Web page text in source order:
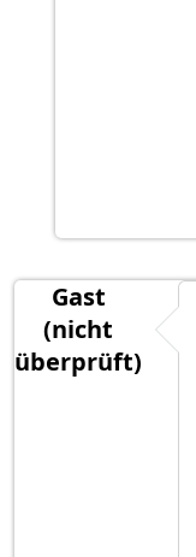
Gast
(nicht
überprüft)